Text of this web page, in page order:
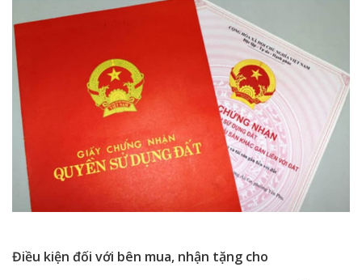
Điều kiện đối với bên mua, nhận tặng cho